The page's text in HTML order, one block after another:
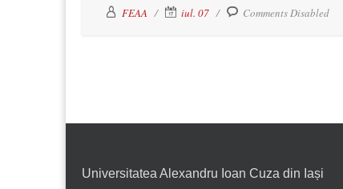
FEAA iul. 07 Comments Disabled
Universitatea Alexandru Ioan Cuza din Iași